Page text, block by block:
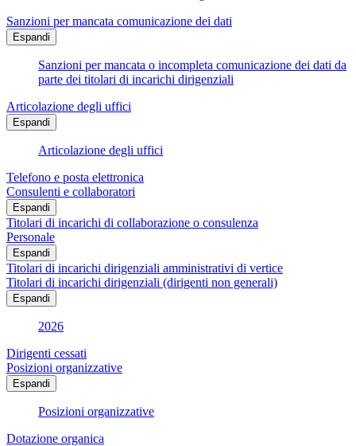
Sanzioni per mancata comunicazione dei dati
Espandi
Sanzioni per mancata o incompleta comunicazione dei dati da
parte dei titolari di incarichi dirigenziali
Articolazione degli uffici
Espandi
Articolazione degli uffici
Telefono e posta elettronica
Consulenti e collaboratori
Espandi
Titolari di incarichi di collaborazione o consulenza
Personale
Espandi
Titolari di incarichi dirigenziali amministrativi di vertice
Titolari di incarichi dirigenziali (dirigenti non generali)
Espandi
2026
Dirigenti cessati
Posizioni organizzative
Espandi
Posizioni organizzative
Dotazione organica